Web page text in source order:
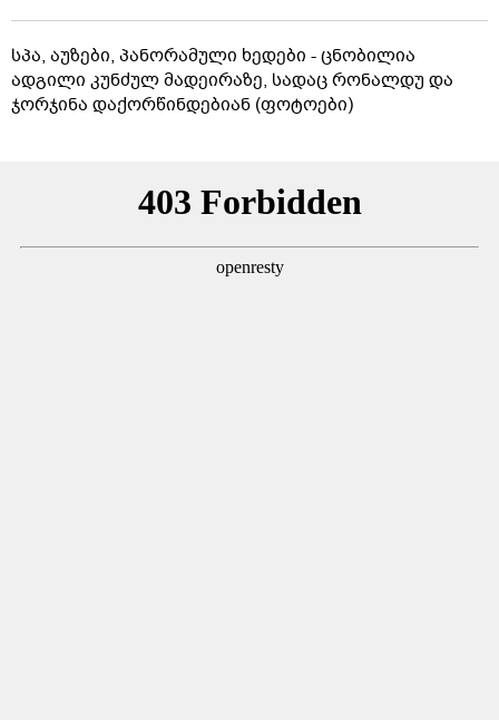
სპა, აუზები, პანორამული ხედები - ცნობილია
ადგილი კუნძულ მადეირაზე, სადაც რონალდუ და
ჯორჯინა დაქორწინდებიან (ფოტოები)